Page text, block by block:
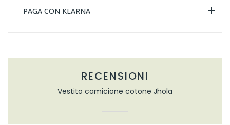
PAGA CON KLARNA
RECENSIONI
Vestito camicione cotone Jhola